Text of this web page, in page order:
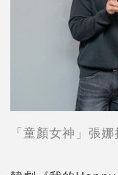
「童顏女神」張